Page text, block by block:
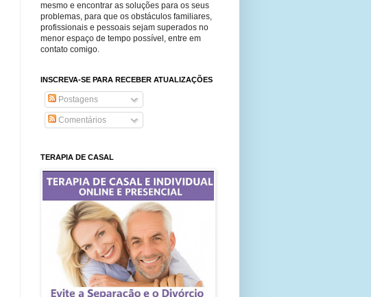
mesmo e encontrar as soluções para os seus
problemas, para que os obstáculos familiares,
profissionais e pessoais sejam superados no
menor espaço de tempo possível, entre em
contato comigo.
INSCREVA-SE PARA RECEBER ATUALIZAÇÕES
Postagens
Comentários
TERAPIA DE CASAL